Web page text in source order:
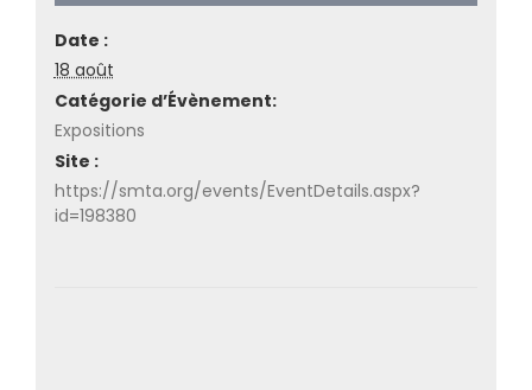
Date :
18 août
Catégorie d’Évènement:
Expositions
Site :
https://smta.org/events/EventDetails.aspx?
id=198380